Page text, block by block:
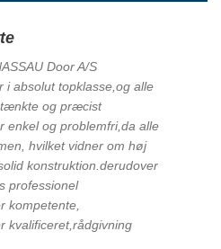
Door A/S
i absolut topklasse,og alle
og præcist
enkel og problemfri,da alle
hvilket vidner om høj
konstruktion.derudover
professionel
kompetente,
kvalificeret,rådgivning